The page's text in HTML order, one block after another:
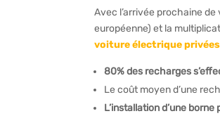
Avec l’arrivée prochaine
européenne) et la
voiture électrique privées
80% des recharges
Le coût moyen d’une
L’installation d’une